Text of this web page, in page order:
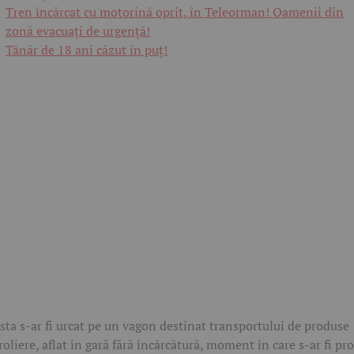
Tren încărcat cu motorină oprit, în Teleorman! Oamenii din
zonă evacuați de urgență!
Tânăr de 18 ani căzut în puț!
s-ar fi urcat pe un vagon destinat transportului de produse
aflat în gară fără încărcătură, moment în care s-ar fi